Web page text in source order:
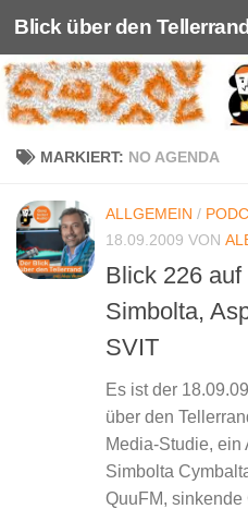
Unter dem Inhalt
Blick über den Tellerrand
MARKIERT: NO AGENDA
ALLGEMEIN /
18.09.2009 VON
Blick 226
Simbolta,
SVIT
Es ist der
über den
Media-Studie, ein
Simbolta
QuuFM,